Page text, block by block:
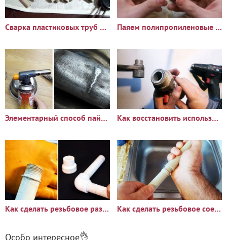
Сварка пластиковых труб без паяльника Паяем полипропиленовые трубы без паяльника
Элементарный способ пайки алюминия газовой горелкой Как восстановить использованный ПП фитинг для повторной пайки
Как сделать резьбовое разборное соединение пластиковых труб без Как сделать резьбовое соединение полипропиленовых труб разного
Особо интересное👌